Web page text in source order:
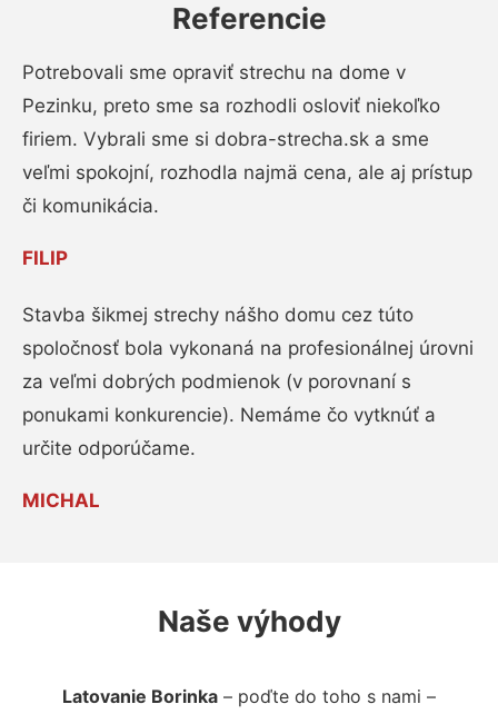
Referencie
Potrebovali sme opraviť strechu na dome v
Pezinku, preto sme sa rozhodli osloviť niekoľko
firiem. Vybrali sme si dobra-strecha.sk a sme
veľmi spokojní, rozhodla najmä cena, ale aj prístup
či komunikácia.
FILIP
Stavba šikmej strechy nášho domu cez túto
spoločnosť bola vykonaná na profesionálnej úrovni
za veľmi dobrých podmienok (v porovnaní s
ponukami konkurencie). Nemáme čo vytknúť a
určite odporúčame.
MICHAL
Naše výhody
Latovanie Borinka – poďte do toho s nami –